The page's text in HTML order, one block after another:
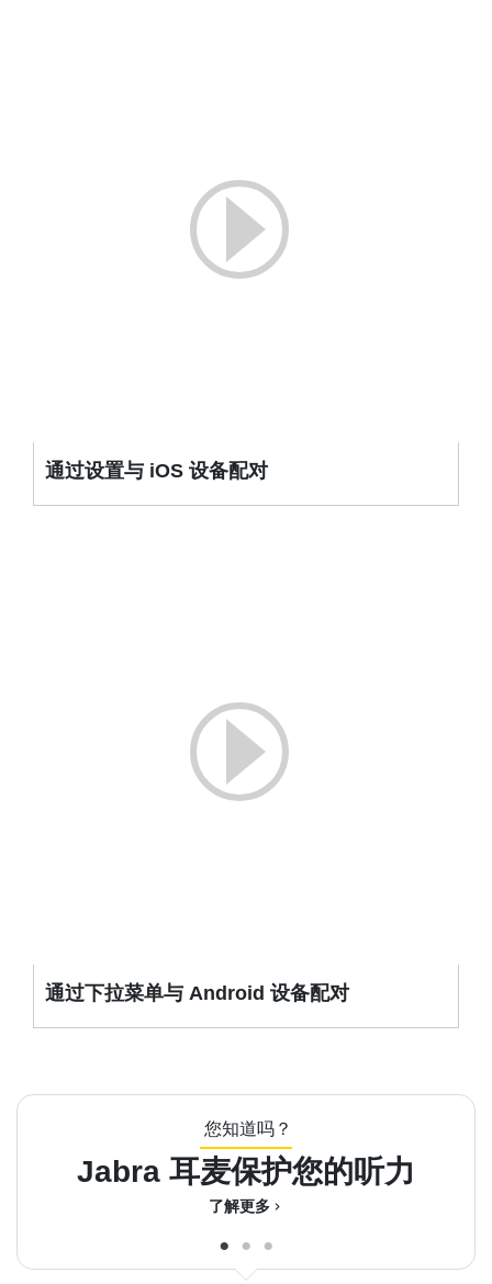
通过设置与 iOS 设备配对
通过下拉菜单与 Android 设备配对
您知道吗？
Jabra 耳麦保护您的听力
chevron_right
了解更多